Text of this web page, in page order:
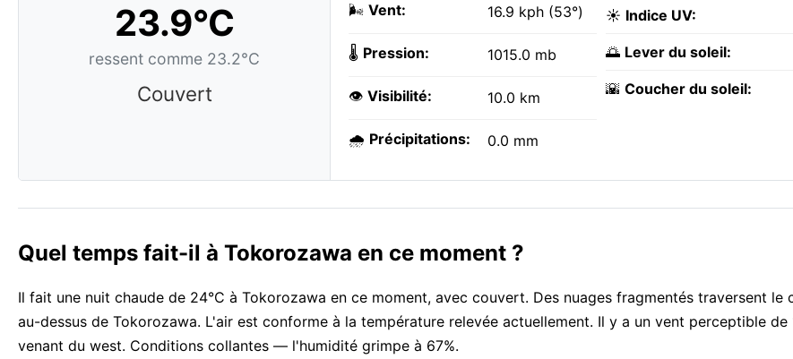
23.9°C
ressent comme 23.2°C
Couvert
🌬️ Vent: 16.9 kph (53°)
🌡️ Pression: 1015.0 mb
👁️ Visibilité: 10.0 km
🌧️ Précipitations: 0.0 mm
☀️ Indice UV:
🌅 Lever du soleil:
🌇 Coucher du soleil:
Quel temps fait-il à Tokorozawa en ce moment ?
Il fait une nuit chaude de 24°C à Tokorozawa en ce moment, avec couvert. Des nuages fragmentés traversent le
au-dessus de Tokorozawa. L'air est conforme à la température relevée actuellement. Il y a un vent perceptible de
venant du west. Conditions collantes — l'humidité grimpe à 67%.